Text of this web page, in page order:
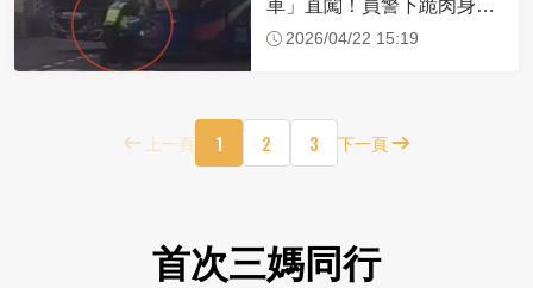
車」直闖！員警下跪肉身擋
車：讓行人先過
2026/04/22 15:19
上一頁 1 2 3 下一頁
首次三媽同行